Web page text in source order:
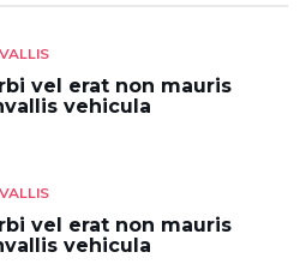
vel erat non mauris
vehicula
vel erat non mauris
vehicula